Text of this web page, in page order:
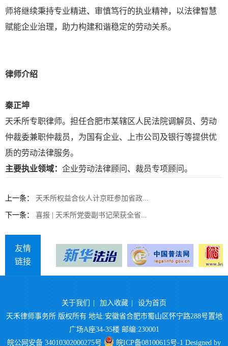
师将继续秉持专业精进、审慎笃行的执业精神，以法律智慧
赋能企业治理，助力构建和谐稳定的劳动关系。
律师介绍
秦正坤
天禾所专职律师。担任合肥市某辖区人民法院调解员、劳动
仲裁委兼职仲裁员，为国有企业、上市公司及银行等提供优
质的劳动法律服务。
主要执业领域： 企业劳动法律顾问、裁员专项顾问。
上一条： 天禾所权益合伙人计京旺参加省政...
下一条： 喜报 | 天禾所党委副书记荣获全省...
友情
链接
关于我们 加入收藏
设为首页
天禾律师事务所 版权所有 地址:安徽省合肥市蜀山区怀宁路288号置地
广场A座34-35楼 邮编:230001
皖公网安备 34010302000275号
皖ICP备08100615号-1 Designed by